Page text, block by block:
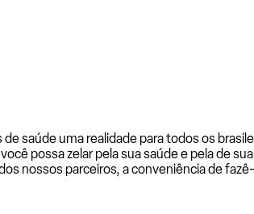
saúde uma realidade para todos os
possa zelar pela sua saúde e pela de
nossos parceiros, a conveniência de